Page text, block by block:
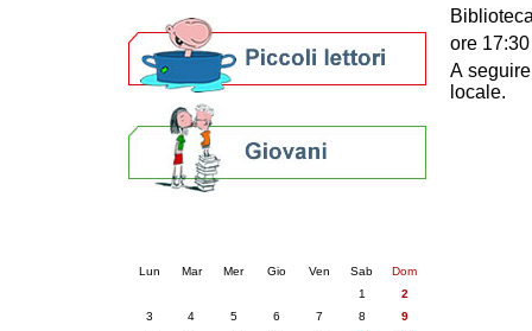
ore 17:30
A
locale.
Lun Mar Mer Gio Ven Sab
Dom
1
2
3
4 5 6 7 8
9